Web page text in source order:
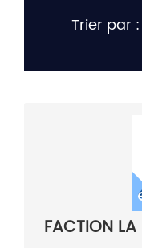
Trier par :
FACTION